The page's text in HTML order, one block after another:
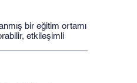
bir eğitim ortamı
etkileşimli